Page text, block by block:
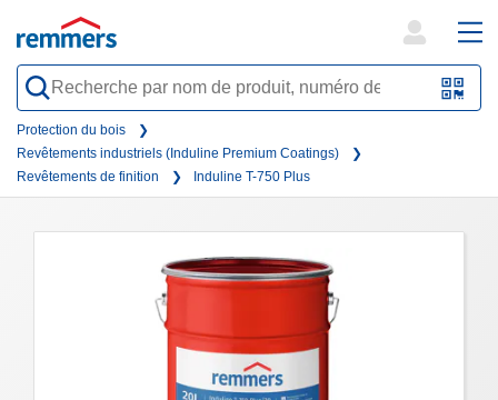
QR-
search
form
Protection du bois
Revêtements industriels (Induline Premium Coatings)
Revêtements de finition
Induline T-750 Plus